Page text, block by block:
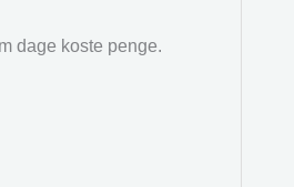
dage koste penge.